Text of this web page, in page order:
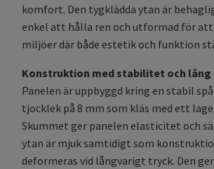
komfort. Den tygklädda ytan är
enkel att hålla ren och utformad för
miljöer där både estetik och funktion
Konstruktion med stabilitet och lång
Panelen är uppbyggd kring en stabil
tjocklek på 8 mm som kläs med ett
Skummet ger panelen elasticitet och
ytan är mjuk samtidigt som
deformeras vid långvarigt tryck. Den